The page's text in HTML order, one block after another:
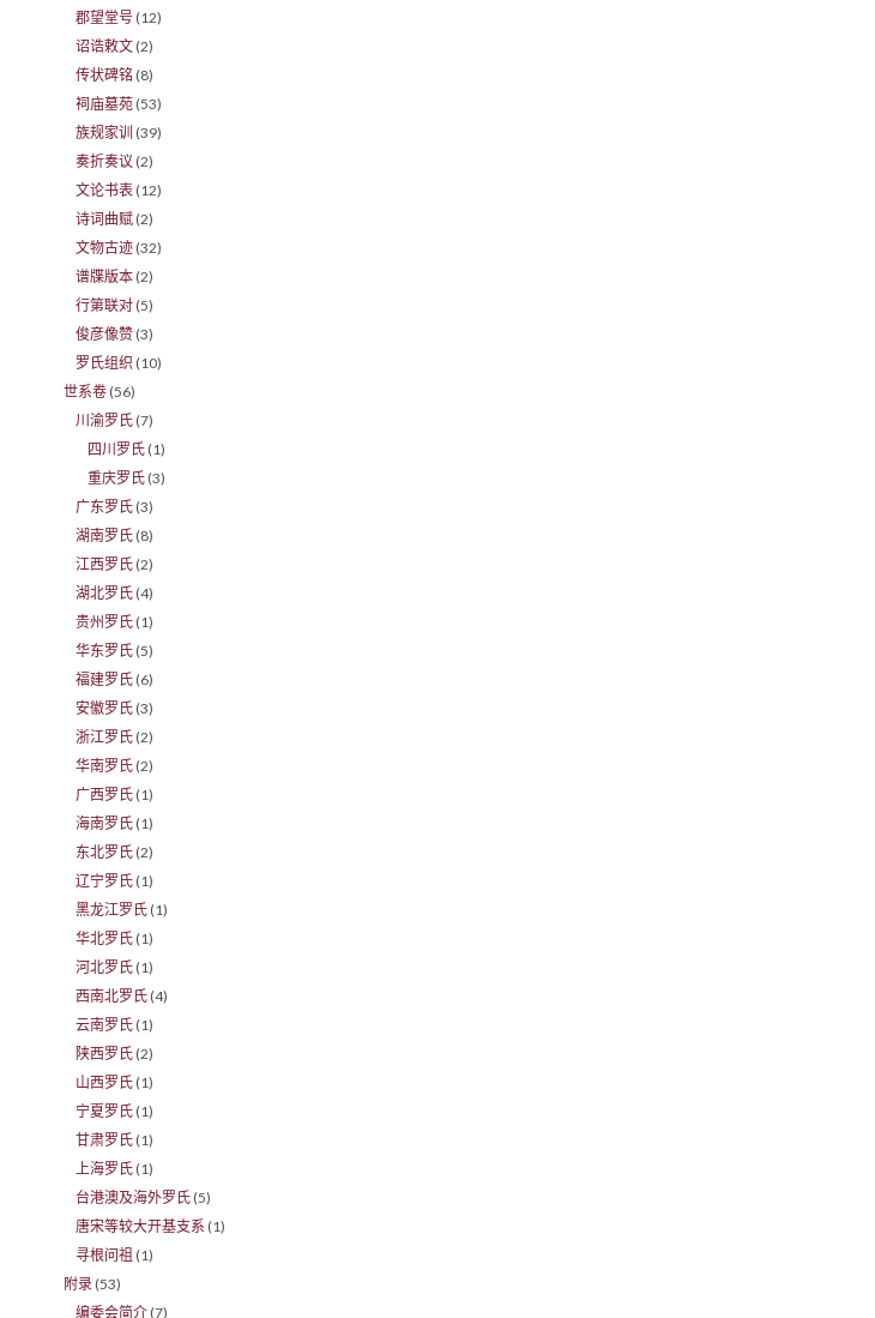
郡望堂号 (12)
诏诰敕文 (2)
传状碑铭 (8)
祠庙墓苑 (53)
族规家训 (39)
奏折奏议 (2)
文论书表 (12)
诗词曲赋 (2)
文物古迹 (32)
谱牒版本 (2)
行第联对 (5)
俊彦像赞 (3)
罗氏组织 (10)
世系卷 (56)
川渝罗氏 (7)
四川罗氏 (1)
重庆罗氏 (3)
广东罗氏 (3)
湖南罗氏 (8)
江西罗氏 (2)
湖北罗氏 (4)
贵州罗氏 (1)
华东罗氏 (5)
福建罗氏 (6)
安徽罗氏 (3)
浙江罗氏 (2)
华南罗氏 (2)
广西罗氏 (1)
海南罗氏 (1)
东北罗氏 (2)
辽宁罗氏 (1)
黑龙江罗氏 (1)
华北罗氏 (1)
河北罗氏 (1)
西南北罗氏 (4)
云南罗氏 (1)
陕西罗氏 (2)
山西罗氏 (1)
宁夏罗氏 (1)
甘肃罗氏 (1)
上海罗氏 (1)
台港澳及海外罗氏 (5)
唐宋等较大开基支系 (1)
寻根问祖 (1)
附录 (53)
编委会简介 (7)